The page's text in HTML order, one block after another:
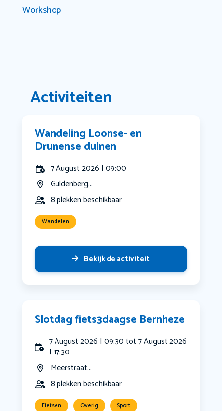
Workshop
Activiteiten
Wandeling Loonse- en
Drunense duinen
7 August 2026 | 09:00
Guldenberg...
8 plekken beschikbaar
Wandelen
Bekijk de activiteit
Slotdag fiets3daagse Bernheze
7 August 2026 | 09:30 tot 7 August 2026
| 17:30
Meerstraat...
8 plekken beschikbaar
Fietsen Overig Sport